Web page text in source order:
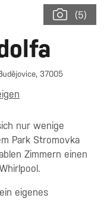
(5)
37005
nur wenige
Park Stromovka
Zimmern einen
eigenes